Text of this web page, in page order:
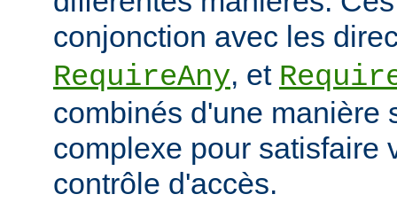
conjonction avec les
RequireAny, et
combinés d'une manière
complexe pour satisfaire
contrôle d'accès.